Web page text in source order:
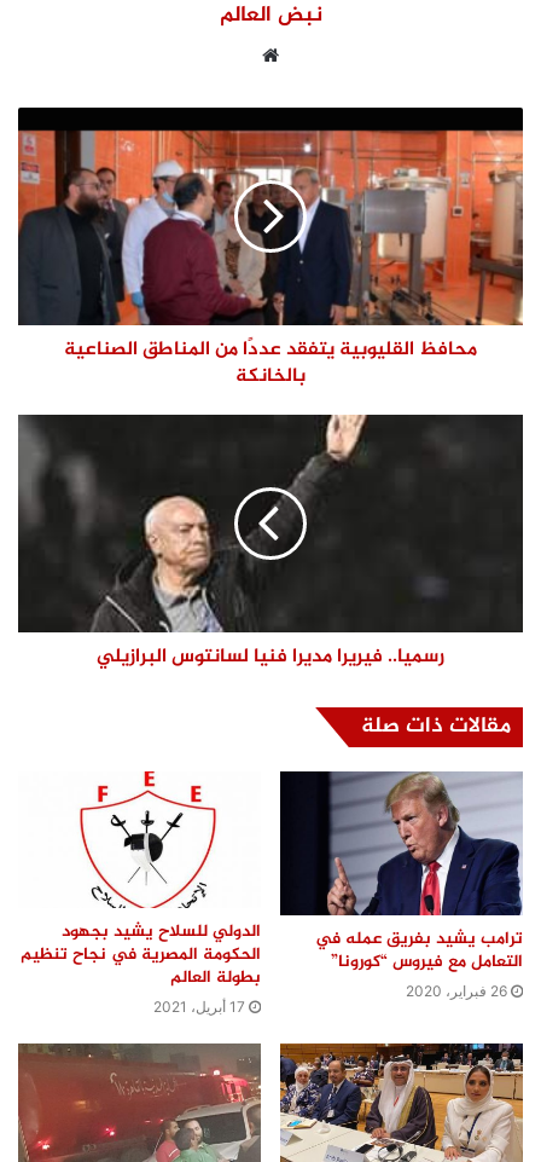
نبض العالم
محافظ القليوبية يتفقد عددًا من المناطق الصناعية
بالخانكة
رسميا.. فيريرا مديرا فنيا لسانتوس البرازيلي
مقالات ذات صلة
ترامب يشيد بفريق عمله في
التعامل مع فيروس “كورونا”
26 فبراير، 2020
الدولي للسلاح يشيد بجهود
الحكومة المصرية في نجاح تنظيم
بطولة العالم
17 أبريل، 2021